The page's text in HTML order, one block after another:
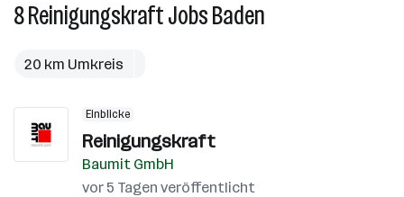
8ReinigungskraftJobsBaden
20 km Umkreis
Einblicke
Reinigungskraft
Baumit GmbH
vor 5 Tagen veröffentlicht